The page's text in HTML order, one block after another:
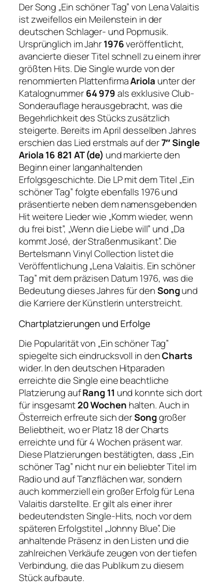
Der Song „Ein schöner Tag” von Lena Valaitis
ist zweifellos ein Meilenstein in der
deutschen Schlager- und Popmusik.
Ursprünglich im Jahr1976veröffentlicht,
avancierte dieser Titel schnell zu einem ihrer
größten Hits. Die Single wurde von der
renommierten PlattenfirmaAriola unter der
Katalognummer64 979als exklusive Club-
Sonderauflage herausgebracht, was die
Begehrlichkeit des Stücks zusätzlich
steigerte. Bereits im April desselben Jahres
erschien das Lied erstmals auf der7″ Single
Ariola 16 821 AT (de) und markierte den
Beginn einer langanhaltenden
Erfolgsgeschichte. Die LP mit dem Titel „Ein
schöner Tag” folgte ebenfalls 1976 und
präsentierte neben dem namensgebenden
Hit weitere Lieder wie „Komm wieder, wenn
du frei bist”, „Wenn die Liebe will” und „Da
kommt José, der Straßenmusikant”. Die
Bertelsmann Vinyl Collection listet die
Veröffentlichung „Lena Valaitis. Ein schöner
Tag” mit dem präzisen Datum 1976, was die
Bedeutung dieses Jahres für denSongund
die Karriere der Künstlerin unterstreicht.
Chartplatzierungen und Erfolge
Die Popularität von „Ein schöner Tag”
spiegelte sich eindrucksvoll in denCharts
wider. In den deutschen Hitparaden
erreichte die Single eine beachtliche
Platzierung aufRang 11 und konnte sich dort
für insgesamt20 Wochen halten. Auch in
Österreich erfreute sich derSonggroßer
Beliebtheit, wo er Platz 18 der Charts
erreichte und für 4 Wochen präsent war.
Diese Platzierungen bestätigten, dass „Ein
schöner Tag” nicht nur ein beliebter Titel im
Radio und auf Tanzflächen war, sondern
auch kommerziell ein großer Erfolg für Lena
Valaitis darstellte. Er gilt als einer ihrer
bedeutendsten Single-Hits, noch vor dem
späteren Erfolgstitel „Johnny Blue”. Die
anhaltende Präsenz in den Listen und die
zahlreichen Verkäufe zeugen von der tiefen
Verbindung, die das Publikum zu diesem
Stück aufbaute.